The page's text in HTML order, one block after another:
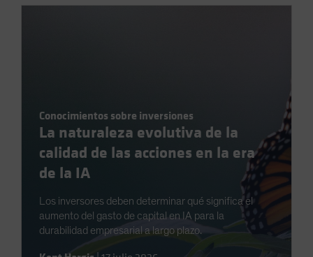
Conocimientos sobre inversiones
La naturaleza evolutiva de la
calidad de las acciones en la era
de la IA
Los inversores deben determinar qué significa el
aumento del gasto de capital en IA para la
durabilidad empresarial a largo plazo.